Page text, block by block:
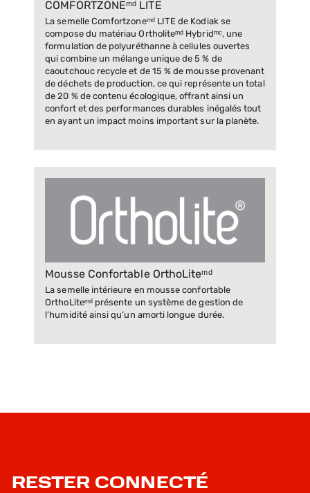
COMFORTZONEᵐᵈ LITE
La semelle Comfortzoneᵐᵈ LITE de Kodiak se
compose du matériau Ortholiteᵐᵈ Hybridᵐᶜ, une
formulation de polyuréthanne à cellules ouvertes
qui combine un mélange unique de 5 % de
caoutchouc recycle et de 15 % de mousse provenant
de déchets de production, ce qui représente un total
de 20 % de contenu écologique, offrant ainsi un
confort et des performances durables inégalés tout
en ayant un impact moins important sur la planète.
Mousse Confortable OrthoLiteᵐᵈ
La semelle intérieure en mousse confortable
OrthoLiteᵐᵈ présente un système de gestion de
l’humidité ainsi qu’un amorti longue durée.
RESTER CONNECTÉ